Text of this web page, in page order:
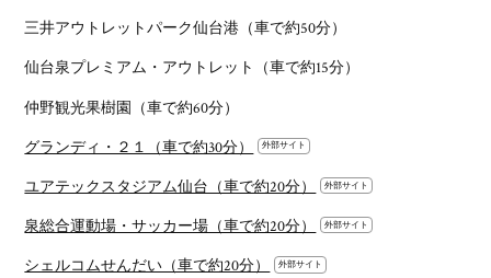
三井アウトレットパーク仙台港（車で約50分）
仙台泉プレミアム・アウトレット（車で約15分）
仲野観光果樹園（車で約60分）
グランディ・２１（車で約30分）
ユアテックスタジアム仙台（車で約20分）
泉総合運動場・サッカー場（車で約20分）
シェルコムせんだい（車で約20分）